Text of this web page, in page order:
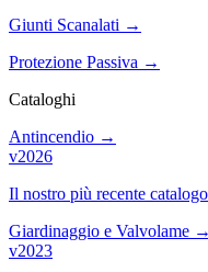
Giunti Scanalati →
Protezione Passiva →
Cataloghi
Antincendio →
v2026
Il nostro più recente
Giardinaggio e Valvolame →
v2023